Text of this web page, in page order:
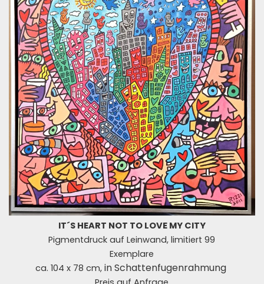
IT´S HEART NOT TO LOVE MY CITY
Pigmentdruck auf Leinwand, limitiert 99
Exemplare
ca. 104 x 78 cm, inSchattenfugenrahmung